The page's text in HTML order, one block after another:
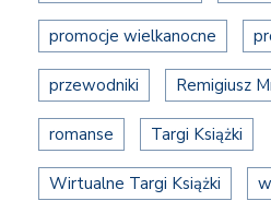
promocje wielkanocne
przewodniki Remigiusz
romanse Targi Książki
Wirtualne Targi Książki